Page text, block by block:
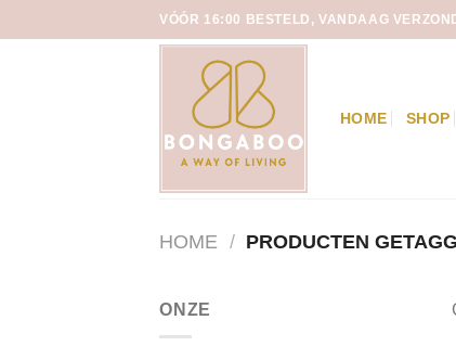
to
VÓÓR 16:00 BESTELD, VANDAAG
HOME SHOP
HOME / PRODUCTEN
ONZE